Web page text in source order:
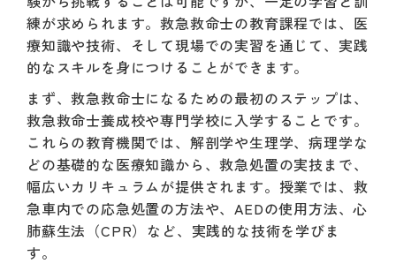
練が求められます。救急救命士の教育課程では、医
療知識や技術、そして現場での実習を通じて、実践
的なスキルを身につけることができます。
まず、救急救命士になるための最初のステップは、
救急救命士養成校や専門学校に入学することです。
これらの教育機関では、解剖学や生理学、病理学な
どの基礎的な医療知識から、救急処置の実技まで、
幅広いカリキュラムが提供されます。授業では、救
急車内での応急処置の方法や、AEDの使用方法、心
肺蘇生法（CPR）など、実践的な技術を学びま
す。